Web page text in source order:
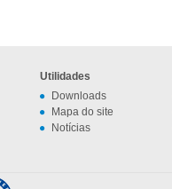
Utilidades
Downloads
Mapa do site
Notícias